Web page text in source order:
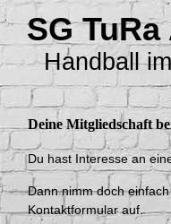
SG
Handball
Deine Mitgliedschaft
Du hast Interesse an
Dann nimm doch
Kontaktformular auf.